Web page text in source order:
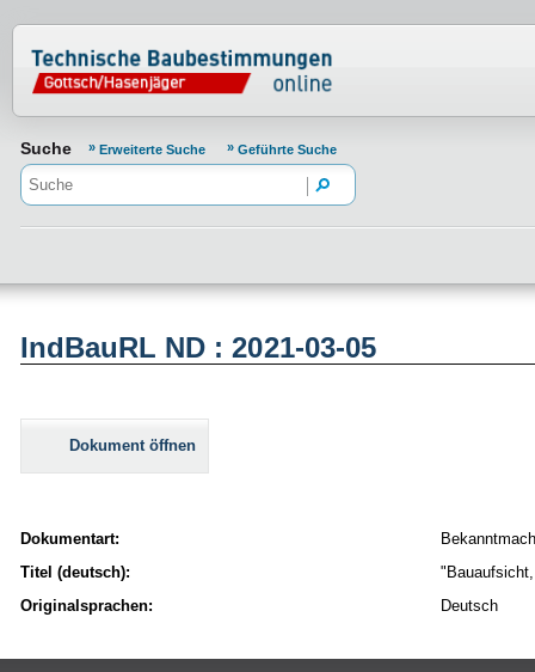
Normenportal Barrierefreiheit
Suche Erweiterte Suche Geführte Suche
IndBauRL ND : 2021-03-05
Dokument öffnen
Dokumentart:
Titel (deutsch):
Originalsprachen:
Deutsch